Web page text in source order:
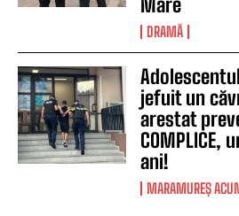
Mare
DRAMĂ
jefuit un
arestat
COMPLICE,
ani!
MARAMUREȘ